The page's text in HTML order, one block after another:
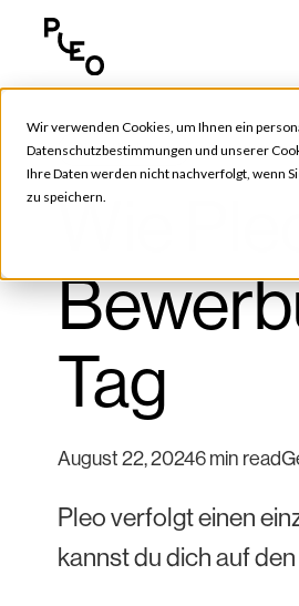
Wir verwenden Cookies, um Ihnen ein
Datenschutzbestimmungen und unserer
Ihre Daten werden nicht nachverfolgt, wenn
zu speichern.
Pleo Updates
Wie
Tag
August 22, 20246 min read
Pleo verfolgt einen
kannst du dich auf